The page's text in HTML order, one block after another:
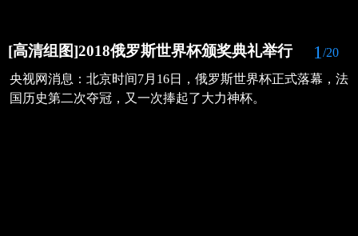
1/20
[高清组图]2018俄罗斯世界杯颁奖典礼举行
央视网消息：北京时间7月16日，俄罗斯世界杯正式落幕，法
国历史第二次夺冠，又一次捧起了大力神杯。